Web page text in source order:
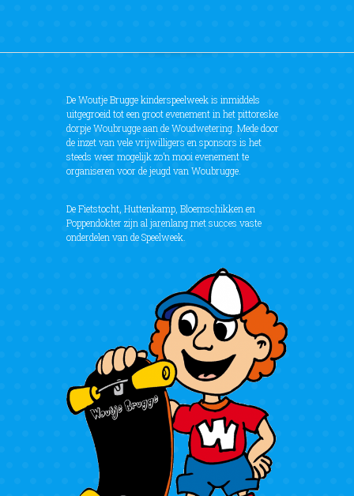
De Woutje Brugge kinderspeelweek is inmiddels
uitgegroeid tot een groot evenement in het pittoreske
dorpje Woubrugge aan de Woudwetering. Mede door
de inzet van vele vrijwilligers en sponsors is het
steeds weer mogelijk zo’n mooi evenement te
organiseren voor de jeugd van Woubrugge.
De Fietstocht, Huttenkamp, Bloemschikken en
Poppendokter zijn al jarenlang met succes vaste
onderdelen van de Speelweek.